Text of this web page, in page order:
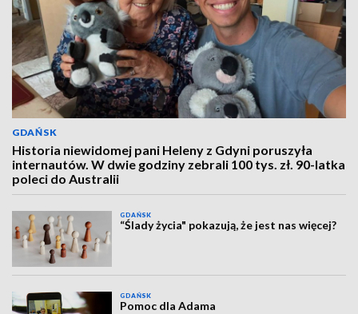
GDAŃSK
Historia niewidomej pani Heleny z Gdyni poruszyła
internautów. W dwie godziny zebrali 100 tys. zł. 90-latka
poleci do Australii
GDAŃSK
“Ślady życia" pokazują, że jest nas więcej?
GDAŃSK
Pomoc dla Adama